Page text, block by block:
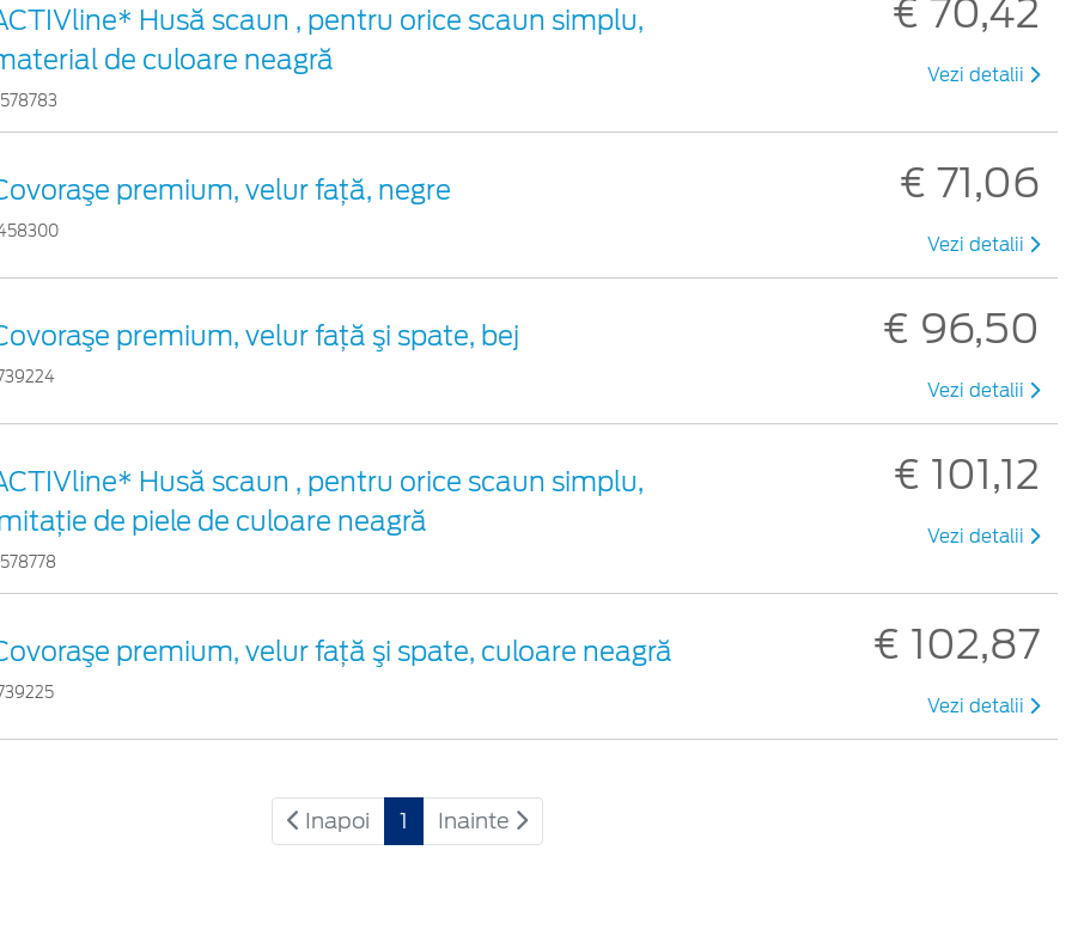
Husă scaun , pentru orice scaun simplu,
de culoare neagră
€ 70,42
Vezi detalii
premium, velur faţă, negre € 71,06
Vezi detalii
premium, velur faţă şi spate, bej
1739224
€ 96,50
Vezi detalii
Husă scaun , pentru orice scaun simplu,
de piele de culoare neagră
€ 101,12
Vezi detalii
premium, velur faţă şi spate, culoare neagră
1739225
€ 102,87
Vezi detalii
Inapoi 1 Inainte